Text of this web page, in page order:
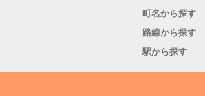
町名から探す
路線から探す
駅から探す